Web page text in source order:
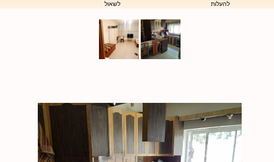
להעלות לשאול